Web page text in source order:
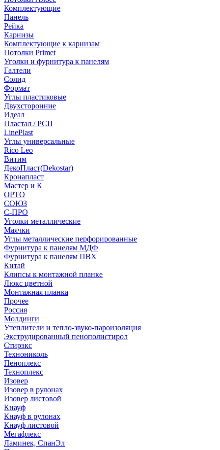
Комплектующие
Панель
Рейка
Карнизы
Комплектующие к карнизам
Потолки Primet
Уголки и фурнитура к панелям
Галтели
Солид
Формат
Углы пластиковые
Двухсторонние
Идеал
Пластал / РСП
LinePlast
Углы универсальные
Rico Leo
Витим
ДекоПласт(Dekostar)
Кронапласт
Мастер и К
ОРТО
СОЮЗ
С-ПРО
Уголки металлические
Маячки
Углы металлические перфорированные
Фурнитура к панелям МДФ
Фурнитура к панелям ПВХ
Китай
Клипсы к монтажной планке
Люкс цветной
Монтажная планка
Прочее
Россия
Молдинги
Утеплители и тепло-звуко-пароизоляция
Экструдированный пенополистирол
Стирэкс
Технониколь
Пеноплекс
Техноплекс
Изовер
Изовер в рулонах
Изовер листовой
Кнауф
Кнауф в рулонах
Кнауф листовой
Мегафлекс
Ламинек, СпанЭл